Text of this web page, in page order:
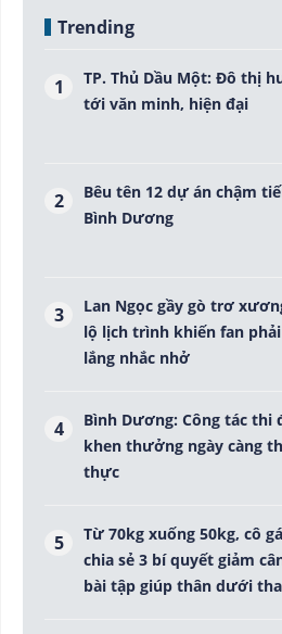
Trending
TP. Thủ Dầu Một: Đô thị
tới văn minh, hiện đại
Bêu tên 12 dự án chậm
Bình Dương
Lan Ngọc gầy gò trơ
lộ lịch trình khiến fan
lắng nhắc nhở
Bình Dương: Công tác thi
khen thưởng ngày càng
thực
Từ 70kg xuống 50kg, cô
chia sẻ 3 bí quyết giảm
bài tập giúp thân dưới